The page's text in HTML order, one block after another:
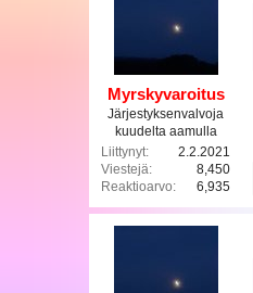
Myrskyvaroitus
Järjestyksenvalvoja
kuudelta aamulla
Liittynyt
2.2.2021
Viestejä
8,450
Reaktioarvo
6,935